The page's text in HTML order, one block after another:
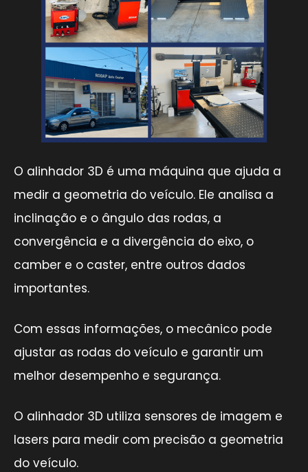
O alinhador 3D é uma máquina que ajuda a
medir a geometria do veículo. Ele analisa a
inclinação e o ângulo das rodas, a
convergência e a divergência do eixo, o
camber e o caster, entre outros dados
importantes.
Com essas informações, o mecânico pode
ajustar as rodas do veículo e garantir um
melhor desempenho e segurança.
O alinhador 3D utiliza sensores de imagem e
lasers para medir com precisão a geometria
do veículo.